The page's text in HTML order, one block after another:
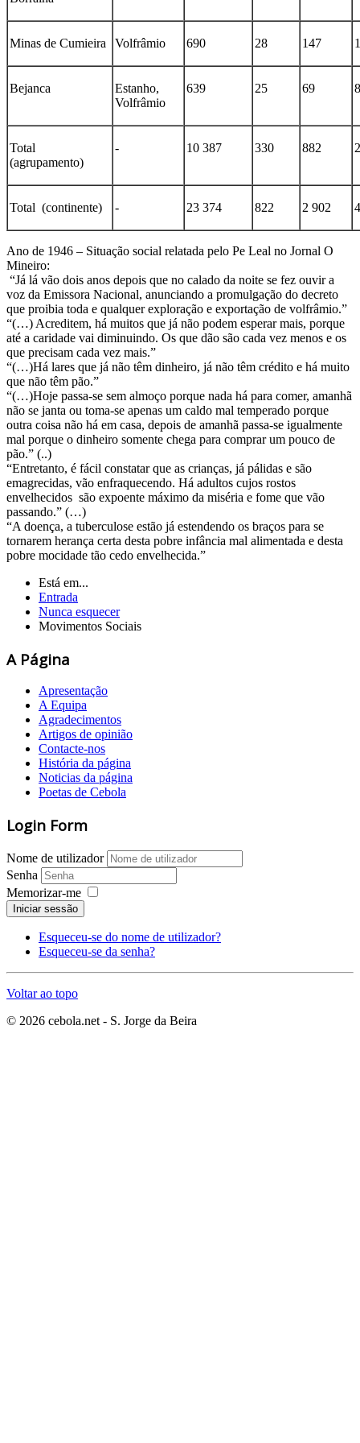
Minas de Cumieira Volfrâmio 690 28 147
Bejanca
Estanho,
Volfrâmio
639 25 69 8
Total
(agrupamento)
- 10 387 330 882
Total (continente) - 23 374 822 2 902
Ano de 1946 – Situação social relatada pelo Pe Leal no Jornal O
Mineiro:
“Já lá vão dois anos depois que no calado da noite se fez ouvir a
voz da Emissora Nacional, anunciando a promulgação do decreto
que proibia toda e qualquer exploração e exportação de volfrâmio.”
“(…) Acreditem, há muitos que já não podem esperar mais, porque
até a caridade vai diminuindo. Os que dão são cada vez menos e os
que precisam cada vez mais.”
“(…)Há lares que já não têm dinheiro, já não têm crédito e há muito
que não têm pão.”
“(…)Hoje passa-se sem almoço porque nada há para comer, amanhã
não se janta ou toma-se apenas um caldo mal temperado porque
outra coisa não há em casa, depois de amanhã passa-se igualmente
mal porque o dinheiro somente chega para comprar um pouco de
pão.” (..)
“Entretanto, é fácil constatar que as crianças, já pálidas e são
emagrecidas, vão enfraquecendo. Há adultos cujos rostos
envelhecidos são expoente máximo da miséria e fome que vão
passando.” (…)
“A doença, a tuberculose estão já estendendo os braços para se
tornarem herança certa desta pobre infância mal alimentada e desta
pobre mocidade tão cedo envelhecida.”
Está em...
Entrada
Nunca esquecer
Movimentos Sociais
A Página
Apresentação
A Equipa
Agradecimentos
Artigos de opinião
Contacte-nos
História da página
Noticias da página
Poetas de Cebola
Login Form
Nome de utilizador
Senha
Memorizar-me
Iniciar sessão
Esqueceu-se do nome de utilizador?
Esqueceu-se da senha?
Voltar ao topo
© 2026 cebola.net - S. Jorge da Beira